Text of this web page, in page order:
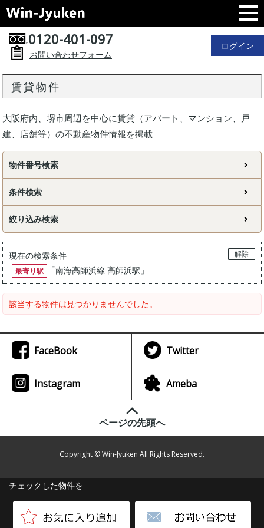
0120-401-097
お問い合わせフォーム
ログイン
賃貸物件
大阪府内、堺市周辺を中心に賃貸（アパート、マンション、戸
建、店舗等）の不動産物件情報を掲載
物件番号検索
条件検索
絞り込み検索
現在の検索条件
解除
最寄り駅
「南海高師浜線 高師浜駅 」
該当する物件は見つかりませんでした。
チェックした物件を
FaceBook Twitter
Instagram Ameba
ページの先頭へ
Copyright © Win-Jyuken All Rights Reserved.